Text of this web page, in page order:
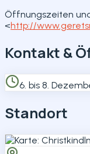
Öffnungszeiten
<http://
Kontakt &
6. bis 8.
Standort